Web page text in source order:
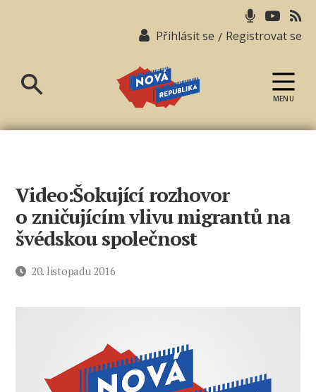
Přihlásit se / Registrovat se
republika
MENU
Video:Šokující rozhovor
o zničujícím vlivu migrantů na
švédskou společnost
Datum20. listopadu 2016